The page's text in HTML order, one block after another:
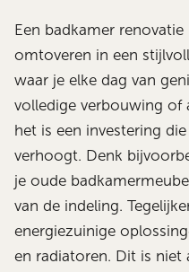
Een badkamer
omtoveren in een
waar je elke dag van
volledige verbouwing of
het is een investering
verhoogt. Denk
je oude
van de indeling.
energiezuinige
en radiatoren. Dit is niet